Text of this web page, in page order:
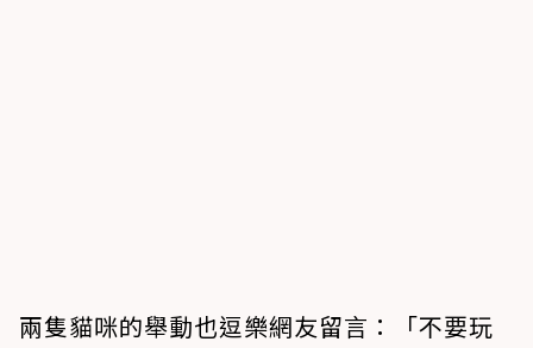
兩隻貓咪的舉動也逗樂網友留言：「不要玩